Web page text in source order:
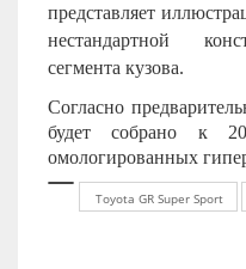
представляет
нестандартной
сегмента кузова.
Согласно
будет собрано к
омологированных
Toyota GR Super Sport